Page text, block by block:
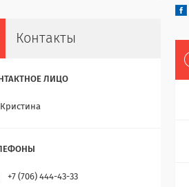
Контакты
Кристина
+7 (706) 444-43-33